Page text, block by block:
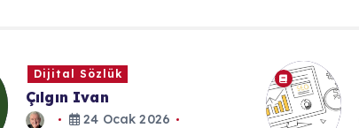
Dijital Sözlük
Çılgın Ivan
24 Ocak 2026